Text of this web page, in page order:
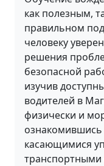
как полезным,
правильном
человеку
решения
безопасной
изучив
водителей в
физически и
касающимися
транспортными